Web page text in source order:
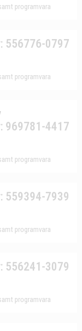
programvara
556776-0797
programvara
969781-4417
programvara
559394-7939
programvara
556241-3079
programvara